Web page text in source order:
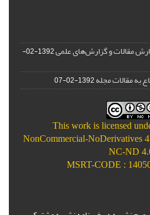
مقالات و گزارش‌‌های علمی
1392-02-
به مقالات مجله1392-02-07
This work is licensed
NonCommercial-NoDerivatives
NC-ND
MSRT-CODE :